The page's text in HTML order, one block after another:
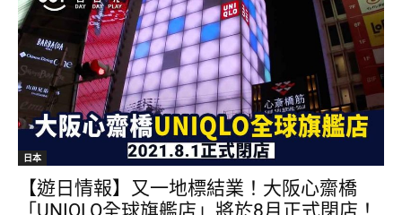
日本
【遊日情報】又一地標結業！大阪心齋橋